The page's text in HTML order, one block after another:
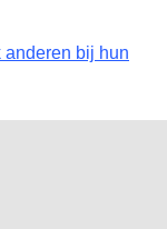
anderen bij hun